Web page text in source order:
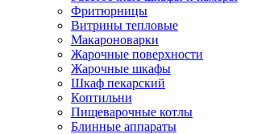
Фритюрницы
Витрины тепловые
Макароноварки
Жарочные поверхности
Жарочные шкафы
Шкаф пекарский
Коптильни
Пищеварочные котлы
Блинные аппараты